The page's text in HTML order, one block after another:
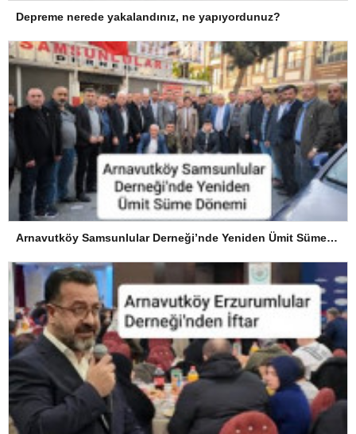
Depreme nerede yakalandınız, ne yapıyordunuz?
Arnavutköy Samsunlular Derneği’nde Yeniden Ümit Süme Dönemi